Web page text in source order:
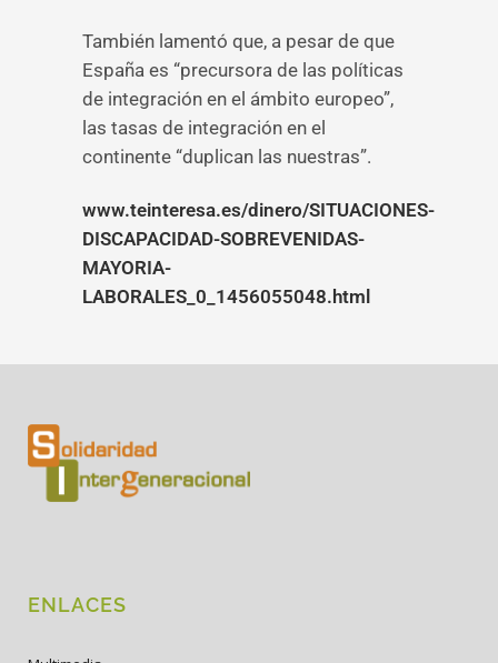
También lamentó que, a pesar de que
España es “precursora de las políticas
de integración en el ámbito europeo”,
las tasas de integración en el
continente “duplican las nuestras”.
www.teinteresa.es/dinero/SITUACIONES-
DISCAPACIDAD-SOBREVENIDAS-
MAYORIA-
LABORALES_0_1456055048.html
ENLACES